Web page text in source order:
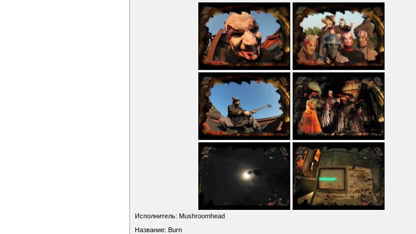
Исполнитель: Mushroomhead
Название: Burn